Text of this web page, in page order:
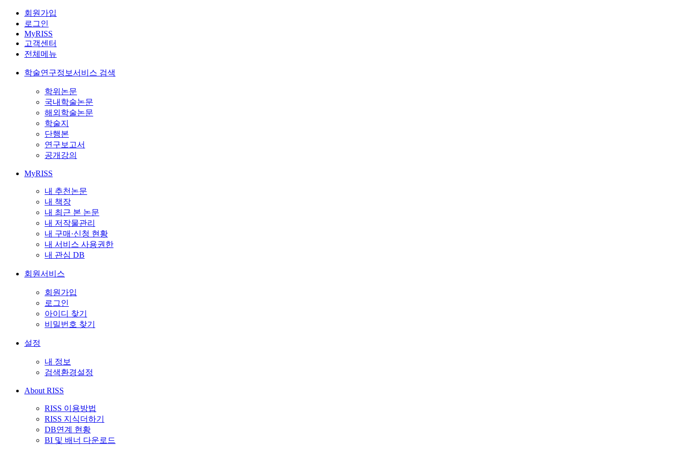
회원가입
로그인
MyRISS
고객센터
전체메뉴
학술연구정보서비스 검색
학위논문
국내학술논문
해외학술논문
학술지
단행본
연구보고서
공개강의
MyRISS
내 추천논문
내 책장
내 최근 본 논문
내 저작물관리
내 구매·신청 현황
내 서비스 사용권한
내 관심 DB
회원서비스
회원가입
로그인
아이디 찾기
비밀번호 찾기
설정
내 정보
검색환경설정
About RISS
RISS 이용방법
RISS 지식더하기
DB연계 현황
BI 및 배너 다운로드